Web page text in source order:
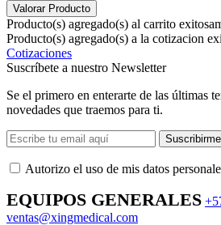
Valorar Producto
Producto(s) agregado(s) al carrito
Producto(s) agregado(s) a la cotizacion
Cotizaciones
Suscríbete a nuestro Newsletter
Se el primero en enterarte de las últimas
novedades que traemos para ti.
Suscribirme
Autorizo ​​el uso de mis datos
EQUIPOS GENERALES
ventas@xingmedical.com